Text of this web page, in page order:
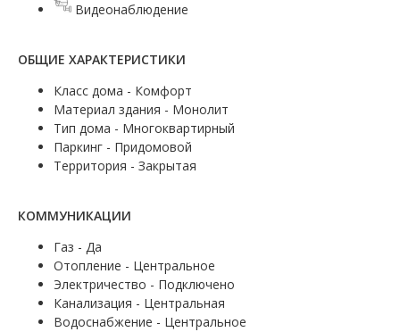
Видеонаблюдение
ОБЩИЕ ХАРАКТЕРИСТИКИ
Класс дома - Комфорт
Материал здания - Монолит
Тип дома - Многоквартирный
Паркинг - Придомовой
Территория - Закрытая
КОММУНИКАЦИИ
Газ - Да
Отопление - Центральное
Электричество - Подключено
Канализация - Центральная
Водоснабжение - Центральное